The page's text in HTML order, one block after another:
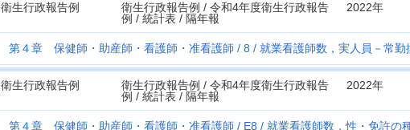
衛生行政報告例
衛生行政報告例 / 令和4年度衛生行政報告
例 / 統計表 / 隔年報
2022年
第４章 保健師・助産師・看護師・准看護師 8 就業看護師数，実人員－常
衛生行政報告例
衛生行政報告例 / 令和4年度衛生行政報告
例 / 統計表 / 隔年報
2022年
第４章 保健師・助産師・看護師・准看護師 E8 就業看護師数，性・免許の